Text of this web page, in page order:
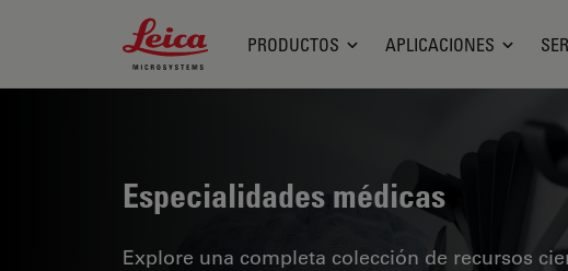
Leica Microsystems Logo
PRODUCTOS APLICACIONES
Especialidades médicas
Explore una completa colección de recursos